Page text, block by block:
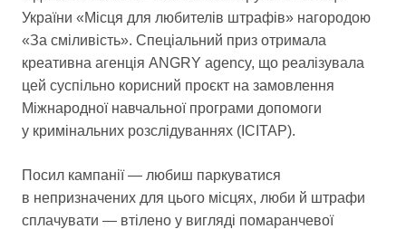
України «Місця для любителів штрафів» нагородою
«За сміливість». Спеціальний приз отримала
креативна агенція ANGRY agency, що реалізувала
цей суспільно корисний проєкт на замовлення
Міжнародної навчальної програми допомоги
у кримінальних розслідуваннях (ICITAP).
Посил кампанії — любиш паркуватися
в непризначених для цього місцях, люби й штрафи
сплачувати — втілено у вигляді помаранчевої